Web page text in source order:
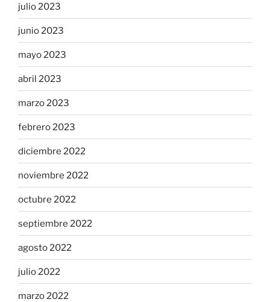
julio 2023
junio 2023
mayo 2023
abril 2023
marzo 2023
febrero 2023
diciembre 2022
noviembre 2022
octubre 2022
septiembre 2022
agosto 2022
julio 2022
marzo 2022